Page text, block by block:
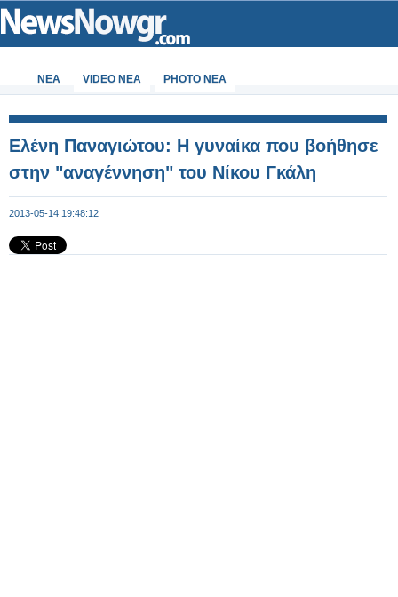
ΝΕΑ VIDEO NEA PHOTO NEA
Eλένη Παναγιώτου: Η γυναίκα που βοήθησε
στην "αναγέννηση" του Νίκου Γκάλη
2013-05-14 19:48:12